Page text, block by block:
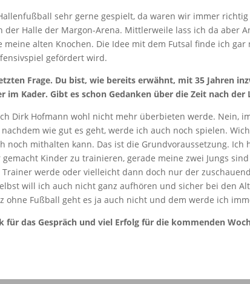
sehr gerne gespielt, da waren wir immer
der Halle der Margon-Arena. Mittlerweile lass ich da aber
alten Knochen. Die Idee mit dem Futsal finde ich gar
gefördert wird.
Frage. Du bist, wie bereits erwähnt, mit 35 Jahren
im Kader. Gibt es schon Gedanken über die Zeit nach der
Dirk Hofmann wohl nicht mehr überbieten werde. Nein,
nachdem wie gut es geht, werde ich auch noch spielen.
noch mithalten kann. Das ist die Grundvoraussetzung. Ich
Kinder zu trainieren, gerade meine zwei Jungs
werde oder vielleicht dann doch nur der
will ich auch nicht ganz aufhören und sicher bei den
ohne Fußball geht es ja auch nicht und dem werde ich
für das Gespräch und viel Erfolg für die kommenden